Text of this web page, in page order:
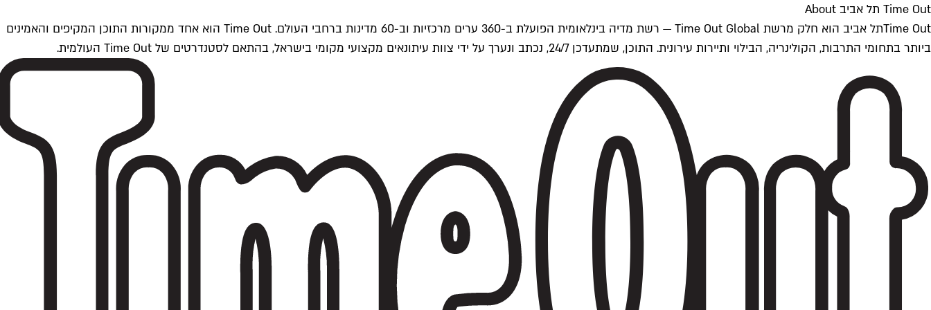
Time Out תל אביב About
Time Outתל אביב הוא חלק מרשת Time Out Global — רשת מדיה בינלאומית הפועלת ב-360 ערים מרכזיות וב-60 מדינות ברחבי העולם. Time Out הוא אחד ממקורות התוכן המקיפים והאמינים
ביותר בתחומי התרבות, הקולינריה, הבילוי ותיירות עירונית. התוכן, שמתעדכן 24/7, נכתב ונערך על ידי צוות עיתונאים מקצועי מקומי בישראל, בהתאם לסטנדרטים של Time Out העולמית.